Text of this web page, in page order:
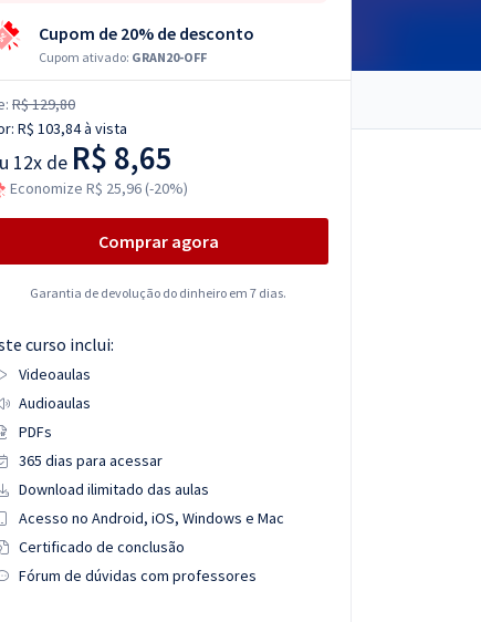
Cupom de 20% de desconto
Cupom ativado: GRAN20-OFF
R$ 129,80
R$ 103,84à vista
12x de R$ 8,65
Economize R$ 25,96 (-20%)
Comprar agora
Garantia de devolução do dinheiro em 7 dias.
curso inclui:
Videoaulas
Audioaulas
PDFs
365 dias para acessar
Download ilimitado das aulas
Acesso no Android, iOS, Windows e Mac
Certificado de conclusão
Fórum de dúvidas com professores